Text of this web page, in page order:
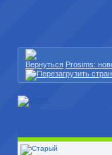
Prosims: